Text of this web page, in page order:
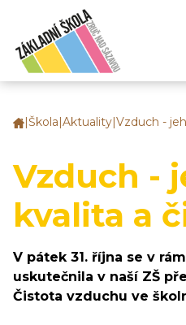
Základní
nad
Škola Aktuality Vzduch -
Vzduch -
kvalita a
V pátek 31. října se v
uskutečnila v naší ZŠ
Čistota vzduchu ve